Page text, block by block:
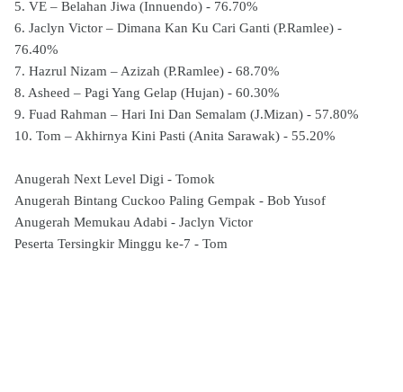
5. VE – Belahan Jiwa (Innuendo) - 76.70%
6. Jaclyn Victor – Dimana Kan Ku Cari Ganti (P.Ramlee) -
76.40%
7. Hazrul Nizam – Azizah (P.Ramlee) - 68.70%
8. Asheed – Pagi Yang Gelap (Hujan) - 60.30%
9. Fuad Rahman – Hari Ini Dan Semalam (J.Mizan) - 57.80%
10. Tom – Akhirnya Kini Pasti (Anita Sarawak) - 55.20%
Anugerah Next Level Digi - Tomok
Anugerah Bintang Cuckoo Paling Gempak - Bob Yusof
Anugerah Memukau Adabi - Jaclyn Victor
Peserta Tersingkir Minggu ke-7 - Tom